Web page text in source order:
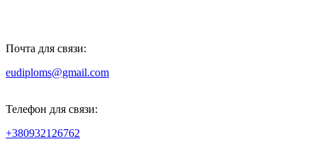
Почта для связи:
eudiploms@gmail.com
Телефон для связи:
+380932126762